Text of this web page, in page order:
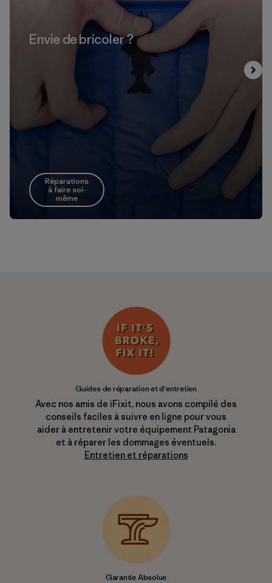
Envie de bricoler ?
Réparations
à faire soi-
même
Guides de réparation et d'entretien
Avec nos amis de iFixit, nous avons compilé des
conseils faciles à suivre en ligne pour vous
aider à entretenir votre équipement Patagonia
et à réparer les dommages éventuels.
Entretien et réparations
Garantie Absolue